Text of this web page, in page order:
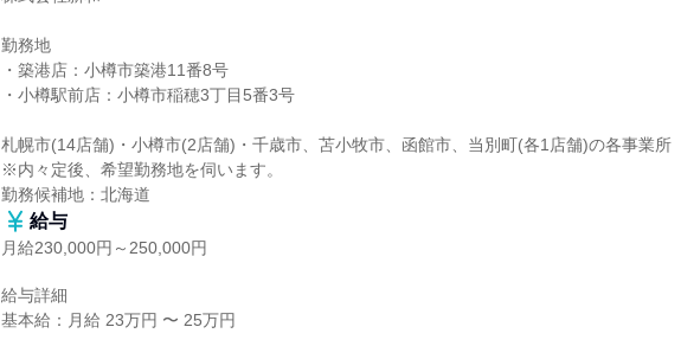
勤務地
・築港店：小樽市築港11番8号
・小樽駅前店：小樽市稲穂3丁目5番3号
札幌市(14店舗)・小樽市(2店舗)・千歳市、苫小牧市、函館市、当別町(各1店舗)の各事業所
※内々定後、希望勤務地を伺います。
勤務候補地：北海道
給与
月給230,000円～250,000円
給与詳細
基本給：月給 23万円 〜 25万円